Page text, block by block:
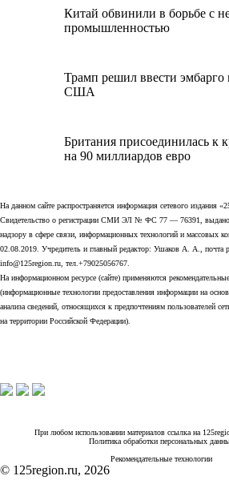
Китай обвинили в борьбе с
промышленностью
Трамп решил ввести эмбарго
США
Британия присоединилась к
на 90 миллиардов евро
На данном сайте распространяется информация сетевого издания
Свидетельство о регистрации СМИ ЭЛ № ФС 77 — 76391, выдано
надзору в сфере связи, информационных технологий и массовых
02.08.2019. Учредитель и главный редактор: Ушаков А. А., почта
info@125region.ru, тел.+79025056767.
На информационном ресурсе (сайте) применяются
(информационные технологии предоставления информации на
анализа сведений, относящихся к предпочтениям пользователей
на территории Российской Федерации).
При любом использовании материалов ссылка на
Политика обработки персональных
Рекомендательные технологии
© 125region.ru, 2026